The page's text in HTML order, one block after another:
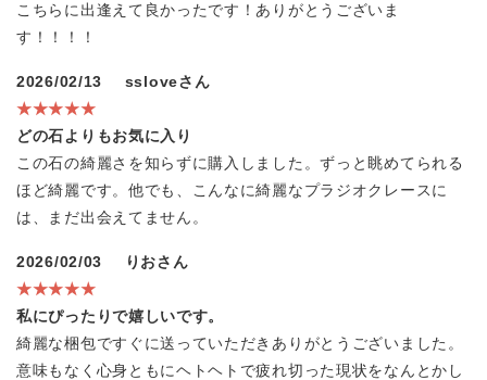
こちらに出逢えて良かったです！ありがとうございま
す！！！！
2026/02/13
ssloveさん
★★★★★
どの石よりもお気に入り
この石の綺麗さを知らずに購入しました。ずっと眺めてられる
ほど綺麗です。他でも、こんなに綺麗なプラジオクレースに
は、まだ出会えてません。
2026/02/03
りおさん
★★★★★
私にぴったりで嬉しいです。
綺麗な梱包ですぐに送っていただきありがとうございました。
意味もなく心身ともにヘトヘトで疲れ切った現状をなんとかし